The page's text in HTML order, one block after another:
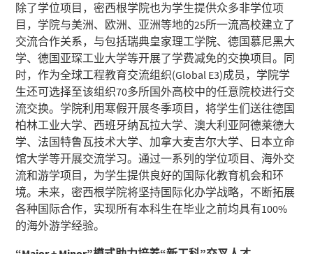
除了学位项目，密西根学院也为学生提供众多非学位项
目，学院与美洲、欧洲、亚洲等地的25所一流高校建立了
交流合作关系，与包括瑞典皇家理工学院、德国慕尼黑大
学、德国亚琛工业大学等开展了学费减免的交换项目。同
时，作为全球工程教育交流组织(Global E3)成员，学院学
生还可选择至该组织70多所国外高校中的任意院校进行交
流交换。学院利用寒假开展冬季项目，将学生们送往德国
柏林工业大学、西班牙纳瓦拉大学、澳大利亚阿德莱德大
学、法国特鲁瓦技术大学、加拿大麦吉尔大学、日本立命
馆大学等开展交流学习。通过一系列的学位项目、海外交
流和游学项目，为学生提供良好的国际化教育机会和环
境。未来，密西根学院将坚持国际化办学战略，不断拓展
各种国际合作，实现所有本科生在毕业之前均具有100%
的海外游学经验。